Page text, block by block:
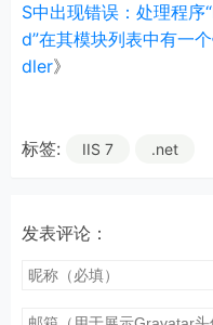
S中出现错误：处理程
d”在其模块列表中有一
dler》
标签: IIS 7 .net
发表评论：